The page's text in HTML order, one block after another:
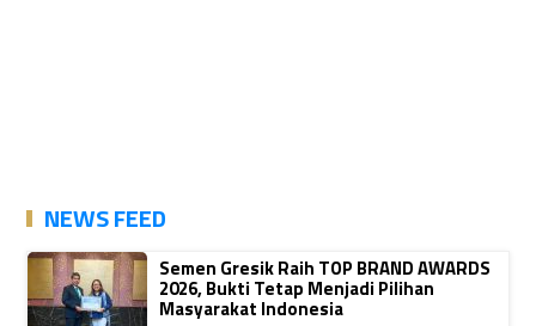
NEWS FEED
Semen Gresik Raih TOP BRAND AWARDS
2026, Bukti Tetap Menjadi Pilihan
Masyarakat Indonesia